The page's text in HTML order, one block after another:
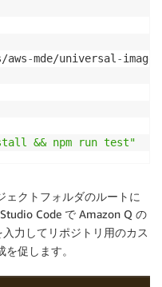
-mde/universal -image
&& npm run test"
ェクトフォルダのルートに
Code で Amazon Q の
入力してリポジトリ用のカス
促します。